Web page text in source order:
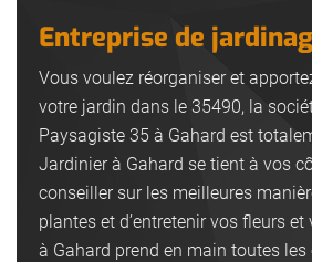
Entreprise de
Vous voulez réorganiser et
votre jardin dans le 35490, la
Paysagiste 35 à Gahard est
Jardinier à Gahard se tient à vos
conseiller sur les meilleures
plantes et d’entretenir vos fleurs
à Gahard prend en main toutes